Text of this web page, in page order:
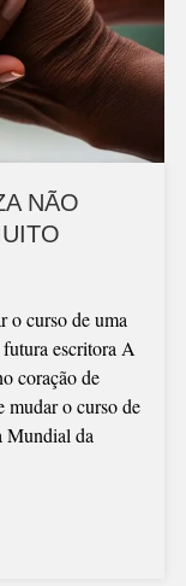
NÃO
o curso de uma
escritora A
coração de
mudar o curso de
Mundial da